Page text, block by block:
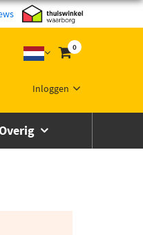
0
Inloggen